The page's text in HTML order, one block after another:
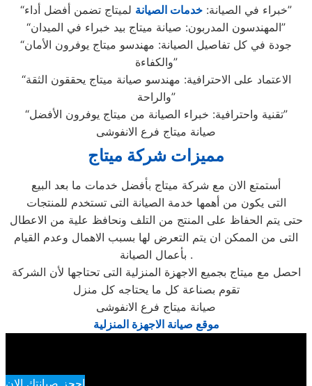
“خبراء في الصيانة: خدمات الصيانة
لميتاج تضمن أفضل أداء”
“المهندسون المدربون: صيانة ميتاج بيد خبراء في الميدان”
“جودة في كل تفاصيل الصيانة: مهندسو ميتاج يوفرون الأمان
والكفاءة”
“الاعتماد على الاحترافية: مهندسو صيانة ميتاج يحققون الثقة
والراحة”
“تقنية واحترافية: خبراء الصيانة من ميتاج يوفرون الأفضل”
صيانة ميتاج فرع الانفوشى
مميزات شركة ميتاج
أستمتع الان مع شركة ميتاج بأفضل خدمات ما بعد البيع
التى يكون من أهمها خدمة الصيانة التى تستخدم للمنتجات
حتى يتم الحفاظ على المنتج من التلف ونحافظ علية من الاعطال
التى من الممكن ان يتم التعرض لها بسبب الاهمال وعدم القيام
بأعمال الصيانة .
احصل مع ميتاج بجميع الاجهزة المنزلية التى تحتاجها لأن الشركة
تقوم بصناعة كل ما يحتاجه كل منزل
صيانة ميتاج فرع الانفوشى
موقع صيانة الاجهزة المنزلية
احجز صيانتك الان